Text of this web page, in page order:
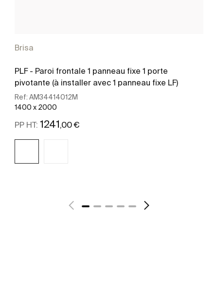
Brisa
PLF - Paroi frontale 1 panneau fixe 1 porte
pivotante (à installer avec 1 panneau fixe LF)
Ref: AM34414012M
1400 x 2000
PP HT: 1241,00 €